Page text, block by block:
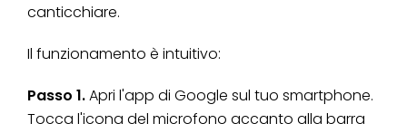
canticchiare.
Il funzionamento è intuitivo:
Passo 1.Apri l'app di Google sul tuo smartphone.
Tocca l'icona del microfono accanto alla barra